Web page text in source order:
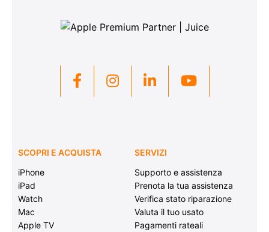
SCOPRI E ACQUISTA
iPhone
iPad
Watch
Mac
Apple TV
SERVIZI
Supporto e assistenza
Prenota la tua assistenza
Verifica stato riparazione
Valuta il tuo usato
Pagamenti rateali